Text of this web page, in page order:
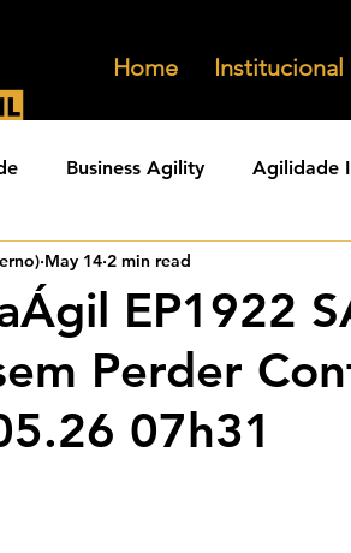
Home Institucional
Business Agility Agilidade
em Produtos Organizacoes Ageis
Escala Learning Agility
EP1922
Perder
07h31
May 14 2 min read
stars.